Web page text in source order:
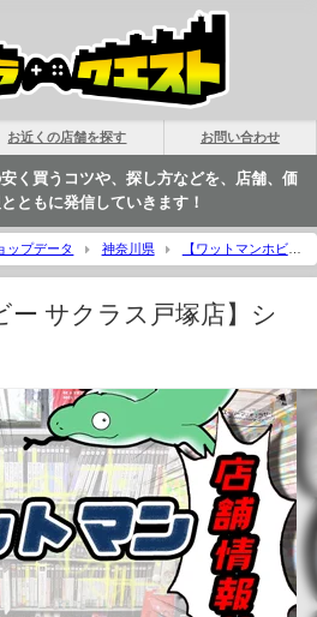
お近くの店舗を探す お問い合わせ
く買うコツや、探し方などを、店舗、価
ともに発信していきます！
ップデータ 神奈川県
【ワットマンホビー
リケラクエスト
ー サクラス戸塚店】シ